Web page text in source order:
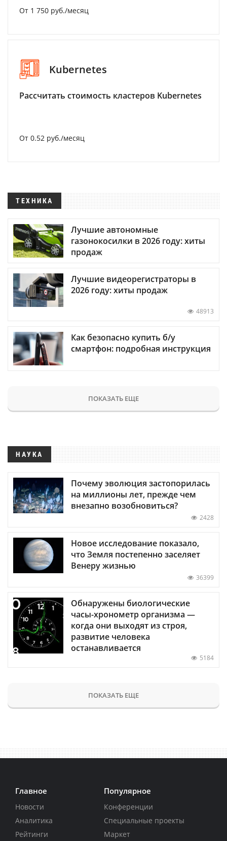
От 1 750 руб./месяц
Kubernetes
Рассчитать стоимость кластеров Kubernetes
От 0.52 руб./месяц
ТЕХНИКА
Лучшие автономные
газонокосилки в 2026 году: хиты
продаж
Лучшие видеорегистраторы в
2026 году: хиты продаж
48913
Как безопасно купить б/у
смартфон: подробная инструкция
ПОКАЗАТЬ ЕЩЕ
НАУКА
Почему эволюция застопорилась
на миллионы лет, прежде чем
внезапно возобновиться?
2428
Новое исследование показало,
что Земля постепенно заселяет
Венеру жизнью
36399
Обнаружены биологические
часы-хронометр организма —
когда они выходят из строя,
развитие человека
останавливается
5184
ПОКАЗАТЬ ЕЩЕ
Главное
Новости
Аналитика
Рейтинги
Популярное
Конференции
Специальные проекты
Маркет